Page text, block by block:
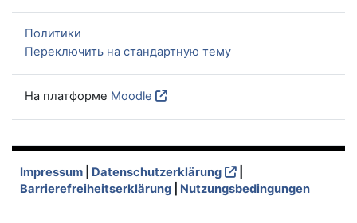
Политики
Переключить на стандартную тему
На платформе Moodle
Impressum Datenschutzerklärung
Barrierefreiheitserklärung
Nutzungsbedingungen